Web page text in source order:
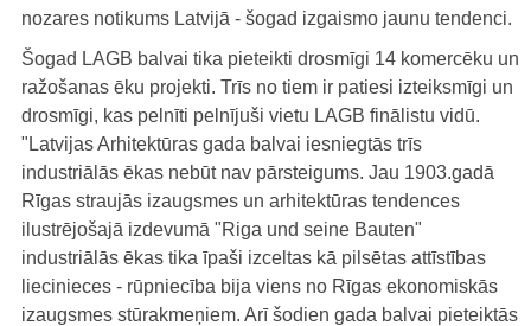
nozares notikums Latvijā - šogad izgaismo jaunu tendenci.
Šogad LAGB balvai tika pieteikti drosmīgi 14 komercēku un
ražošanas ēku projekti. Trīs no tiem ir patiesi izteiksmīgi un
drosmīgi, kas pelnīti pelnījuši vietu LAGB finālistu vidū.
"Latvijas Arhitektūras gada balvai iesniegtās trīs
industriālās ēkas nebūt nav pārsteigums. Jau 1903.gadā
Rīgas straujās izaugsmes un arhitektūras tendences
ilustrējošajā izdevumā "Riga und seine Bauten"
industriālās ēkas tika īpaši izceltas kā pilsētas attīstības
liecinieces - rūpniecība bija viens no Rīgas ekonomiskās
izaugsmes stūrakmeņiem. Arī šodien gada balvai pieteiktās